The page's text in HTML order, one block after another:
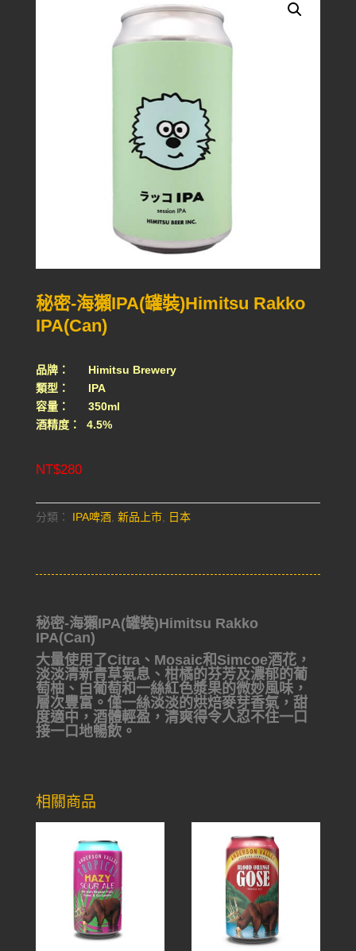
秘密-海獺IPA(罐裝)Himitsu Rakko
IPA(Can)
品牌： Himitsu Brewery
類型： IPA
容量： 350ml
酒精度： 4.5%
NT$280
分類： IPA啤酒, 新品上市, 日本
秘密-海獺IPA(罐裝)Himitsu Rakko
IPA(Can)
大量使用了Citra、Mosaic和Simc​​oe酒花，
淡淡清新青草氣息、柑橘的芬芳及濃郁的葡
萄柚、白葡萄和一絲紅色漿果的微妙風味，
層次豐富。僅一絲淡淡的烘焙麥芽香氣，甜
度適中，酒體輕盈，清爽得令人忍不住一口
接一口地暢飲。
相關商品